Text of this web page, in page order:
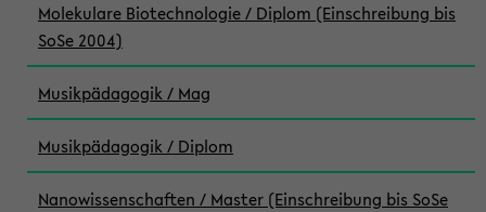
Molekulare Biotechnologie / Diplom (Einschreibung bis
SoSe 2004)
Musikpädagogik / Mag
Musikpädagogik / Diplom
Nanowissenschaften / Master (Einschreibung bis SoSe